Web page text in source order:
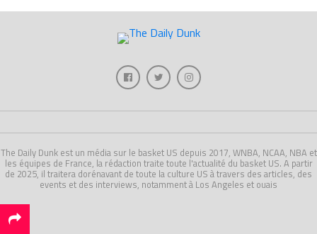
The Daily Dunk est un média sur le basket US depuis 2017, WNBA, NCAA, NBA et
les équipes de France, la rédaction traite toute l'actualité du basket US. A partir
de 2025, il traitera dorénavant de toute la culture US à travers des articles, des
events et des interviews, notamment à Los Angeles et ouais